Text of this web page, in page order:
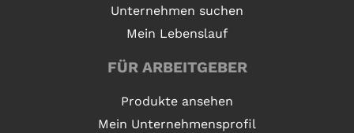
Unternehmen suchen
Mein Lebenslauf
FÜR ARBEITGEBER
Produkte ansehen
Mein Unternehmensprofil